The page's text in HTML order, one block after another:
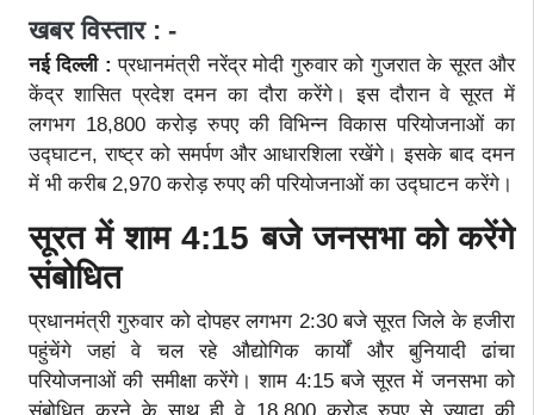
खबर विस्तार : -
नई दिल्ली :प्रधानमंत्री नरेंद्र मोदी गुरुवार को गुजरात के सूरत और
केंद्र शासित प्रदेश दमन का दौरा करेंगे। इस दौरान वे सूरत में
लगभग 18,800 करोड़ रुपए की विभिन्न विकास परियोजनाओं का
उद्घाटन, राष्ट्र को समर्पण और आधारशिला रखेंगे। इसके बाद दमन
में भी करीब 2,970 करोड़ रुपए की परियोजनाओं का उद्घाटन करेंगे।
सूरत में शाम 4:15 बजे जनसभा को करेंगे
संबोधित
प्रधानमंत्री गुरुवार को दोपहर लगभग 2:30 बजे सूरत जिले के हजीरा
पहुंचेंगे जहां वे चल रहे औद्योगिक कार्यों और बुनियादी ढांचा
परियोजनाओं की समीक्षा करेंगे। शाम 4:15 बजे सूरत में जनसभा को
संबोधित करने के साथ ही वे 18,800 करोड़ रुपए से ज्यादा की